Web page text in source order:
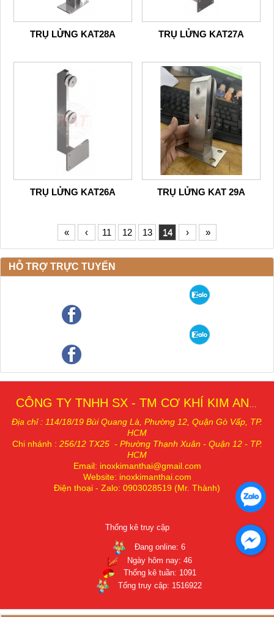
TRỤ LỬNG KAT28A TRỤ LỬNG KAT27A
TRỤ LỬNG KAT26A TRỤ LỬNG KAT 29A
« ‹ 11 12 13 14 › »
HỖ TRỢ TRỰC TUYẾN
CÔNG TY TNHH SX - TM CƠ KHÍ KIM AN THÁI
Địa chỉ : 114/18/19 Bùi Quang Là, Phường 12, Quận Gò Vấp, TP.
HCM
Chi nhánh : 256/12 TX25 - Phường Thạnh Xuân - Quận 12 - TP.
HCM
Email: inoxkimanthai@gmail.com
Website: inoxkimanthai.com
Điện thoại - Zalo: 0903028519 (Mr. Thành)
Thống kê truy cập
Đang online: 6
Ngày hôm nay: 46
Thống kê tuần: 1091
Tổng truy cập: 1516922